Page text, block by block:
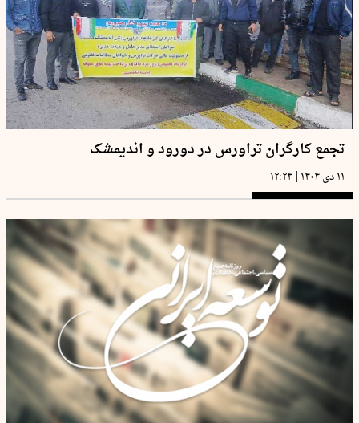
تجمع کارگران تراورس در دورود و اندیمشک
۱۱ دی ۱۴۰۴ | ۱۲:۲۴